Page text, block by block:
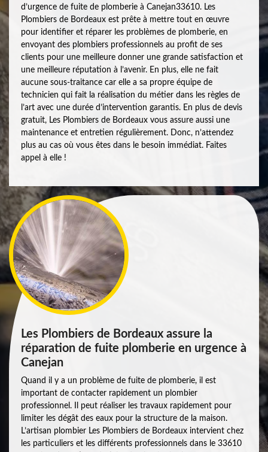
d’urgence de fuite de plomberie à Canejan33610. Les
Plombiers de Bordeaux est prête à mettre tout en œuvre
pour identifier et réparer les problèmes de plomberie, en
envoyant des plombiers professionnels au profit de ses
clients pour une meilleure donner une grande satisfaction et
une meilleure réputation à l’avenir. En plus, elle ne fait
aucune sous-traitance car elle a sa propre équipe de
technicien qui fait la réalisation du métier dans les règles de
l’art avec une durée d’intervention garantis. En plus de devis
gratuit, Les Plombiers de Bordeaux vous assure aussi une
maintenance et entretien régulièrement. Donc, n’attendez
plus au cas où vous êtes dans le besoin immédiat. Faites
appel à elle !
Les Plombiers de Bordeaux assure la
réparation de fuite plomberie en urgence à
Canejan
Quand il y a un problème de fuite de plomberie, il est
important de contacter rapidement un plombier
professionnel. Il peut réaliser les travaux rapidement pour
limiter les dégât des eaux pour la structure de la maison.
L’artisan plombier Les Plombiers de Bordeaux intervient chez
les particuliers et les différents professionnels dans le 33610